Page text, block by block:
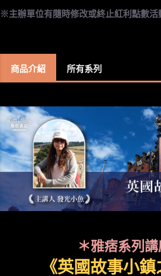
※主辦單位有隨時修改或終止紅利點數活
商品介紹 所有系列
＊雅痞系列講
《英國故事小